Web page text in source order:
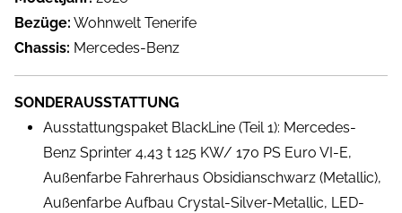
Bezüge: Wohnwelt Tenerife
Chassis: Mercedes-Benz
SONDERAUSSTATTUNG
Ausstattungspaket BlackLine (Teil 1): Mercedes-
Benz Sprinter 4,43 t 125 KW/ 170 PS Euro VI-E,
Außenfarbe Fahrerhaus Obsidianschwarz (Metallic),
Außenfarbe Aufbau Crystal-Silver-Metallic, LED-